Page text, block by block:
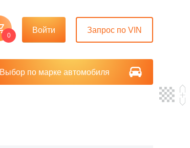
0
Войти Запрос по VIN
Выбор по марке автомобиля